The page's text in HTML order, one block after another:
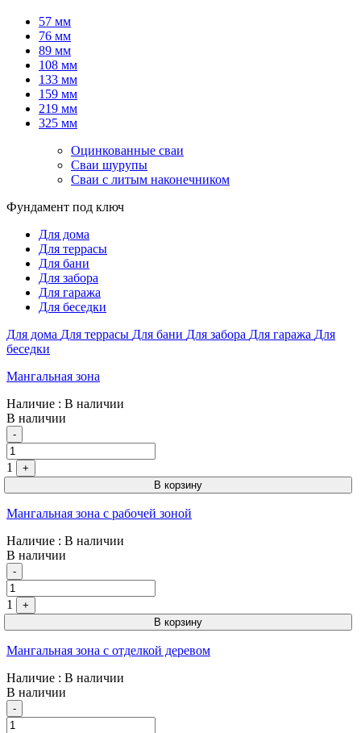
57 мм
76 мм
89 мм
108 мм
133 мм
159 мм
219 мм
325 мм
Оцинкованные сваи
Сваи шурупы
Сваи с литым наконечником
Фундамент под ключ
Для дома
Для террасы
Для бани
Для забора
Для гаража
Для беседки
Для дома Для террасы Для бани Для забора Для гаража Для
беседки
Мангальная зона
Наличие : В наличии
В наличии
Quantity
-
1
+
В корзину
Мангальная зона с рабочей зоной
Наличие : В наличии
В наличии
Quantity
-
1
+
В корзину
Мангальная зона с отделкой деревом
Наличие : В наличии
В наличии
Quantity
-